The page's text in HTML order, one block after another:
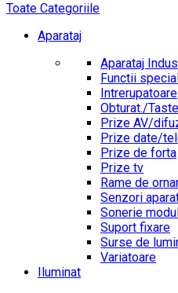
Toate Categoriile
Aparataj
Aparataj
Functii
Intrerupatoare
Obturat./
Prize AV/
Prize date/
Prize de forta
Prize tv
Rame de
Senzori
Sonerie
Suport fixare
Surse de
Variatoare
Iluminat